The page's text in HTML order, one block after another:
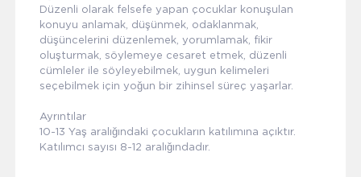
Düzenli olarak felsefe yapan çocuklar konuşulan
konuyu anlamak, düşünmek, odaklanmak,
düşüncelerini düzenlemek, yorumlamak, fikir
oluşturmak, söylemeye cesaret etmek, düzenli
cümleler ile söyleyebilmek, uygun kelimeleri
seçebilmek için yoğun bir zihinsel süreç yaşarlar.
Ayrıntılar
10-13 Yaş aralığındaki çocukların katılımına açıktır.
Katılımcı sayısı 8-12 aralığındadır.